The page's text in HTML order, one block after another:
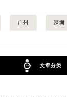
广州 深圳
文章分类